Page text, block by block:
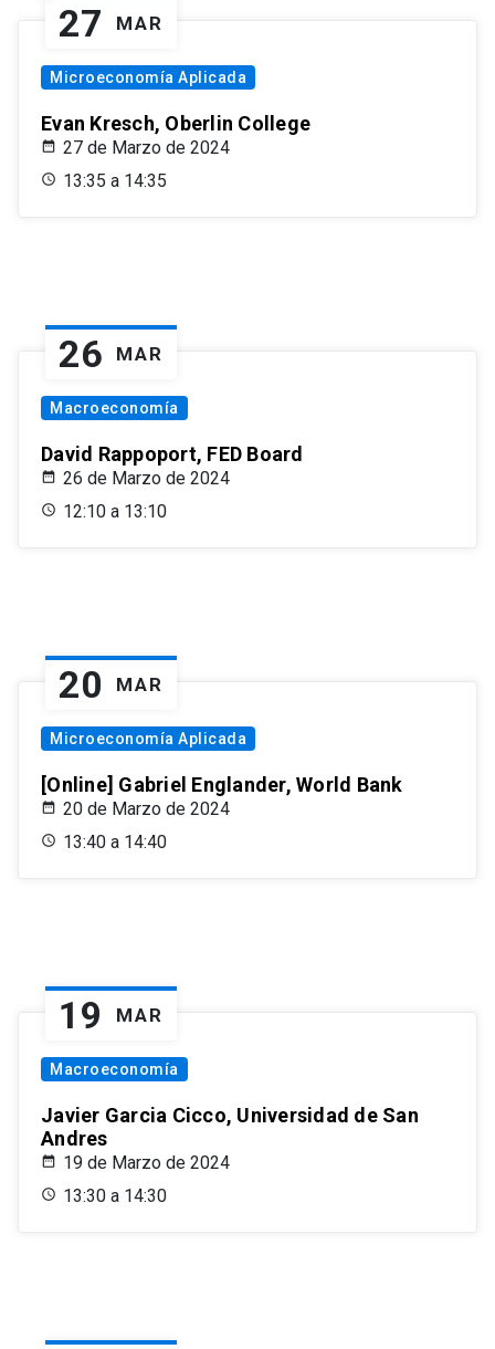
27 MAR
Microeconomía Aplicada
Evan Kresch, Oberlin College
27 de Marzo de 2024
13:35 a 14:35
26 MAR
Macroeconomía
David Rappoport, FED Board
26 de Marzo de 2024
12:10 a 13:10
20 MAR
Microeconomía Aplicada
[Online] Gabriel Englander, World Bank
20 de Marzo de 2024
13:40 a 14:40
19 MAR
Macroeconomía
Javier Garcia Cicco, Universidad de San
Andres
19 de Marzo de 2024
13:30 a 14:30